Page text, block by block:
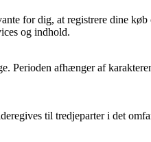
for dig, at registrere dine køb
og indhold.
Perioden afhænger af
til tredjeparter i det